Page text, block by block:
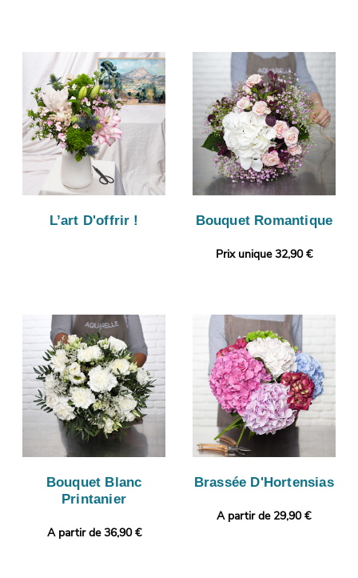
L’art D'offrir ! Bouquet Romantique
Prix unique 32,90 €
Bouquet Blanc
Printanier
A partir de 36,90 €
Brassée D'Hortensias
A partir de 29,90 €